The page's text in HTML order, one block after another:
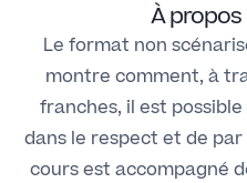
À propos
Le format non
montre comment, à
franches, il est
dans le respect et de
cours est accompagné